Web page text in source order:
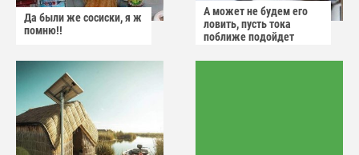
Да были же сосиски, я ж
помню!!
А может не будем его
ловить, пусть тока
поближе подойдет